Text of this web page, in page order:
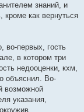
знаний, и
кроме как вернуться
во-первых, гость
в котором три
недооценки, кхм,
объяснил. Во-
возможной
указания,